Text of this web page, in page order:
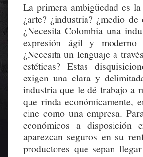
La primera ambigüedad es
¿arte? ¿industria? ¿medio
¿Necesita Colombia una
expresión ágil y moderno
¿Necesita un lenguaje a
estéticas? Estas
exigen una clara y
industria que le dé trabajo a
que rinda económicamente,
cine como una empresa.
económicos a disposición
aparezcan seguros en su
productores que sepan